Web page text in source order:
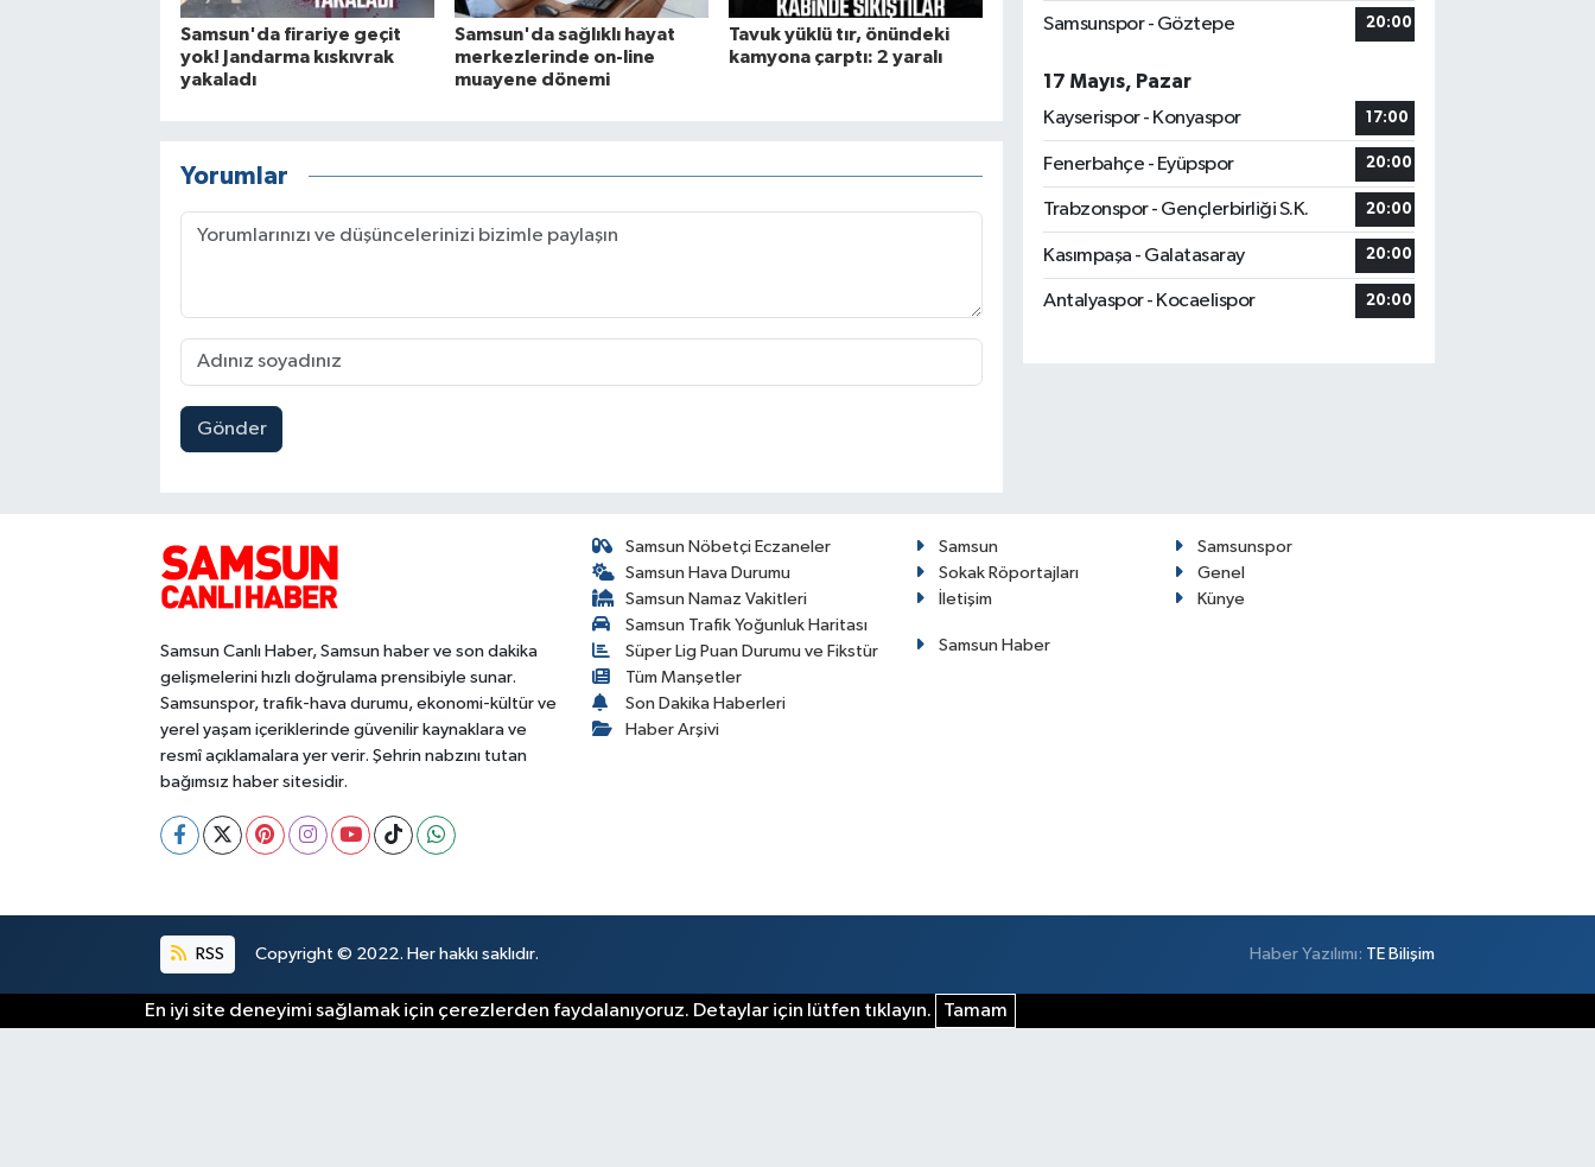
Samsun'da firariye geçit
yok! Jandarma kıskıvrak
yakaladı
Samsun'da sağlıklı hayat
merkezlerinde on-line
muayene dönemi
Tavuk yüklü tır, önündeki
kamyona çarptı: 2 yaralı
Yorumlar
Gönder
Samsunspor - Göztepe 20:00
17 Mayıs, Pazar
Kayserispor - Konyaspor
17:00
Fenerbahçe - Eyüpspor 20:00
Trabzonspor - Gençlerbirliği S.K. 20:00
Kasımpaşa - Galatasaray 20:00
Antalyaspor - Kocaelispor 20:00
Samsun Canlı Haber, Samsun haber ve son dakika
gelişmelerini hızlı doğrulama prensibiyle sunar.
Samsunspor, trafik-hava durumu, ekonomi-kültür ve
yerel yaşam içeriklerinde güvenilir kaynaklara ve
resmî açıklamalara yer verir. Şehrin nabzını tutan
bağımsız haber sitesidir.
Samsun Nöbetçi Eczaneler
Samsun Hava Durumu
Samsun Namaz Vakitleri
Samsun Trafik Yoğunluk Haritası
Süper Lig Puan Durumu ve Fikstür
Tüm Manşetler
Son Dakika Haberleri
Haber Arşivi
Samsun
Samsunspor
Sokak Röportajları
Genel
İletişim
Künye
Samsun Haber
RSS Copyright © 2022. Her hakkı saklıdır. Haber Yazılımı: TE Bilişim
En iyi site deneyimi sağlamak için çerezlerden faydalanıyoruz. Detaylar için lütfen tıklayın. Tamam